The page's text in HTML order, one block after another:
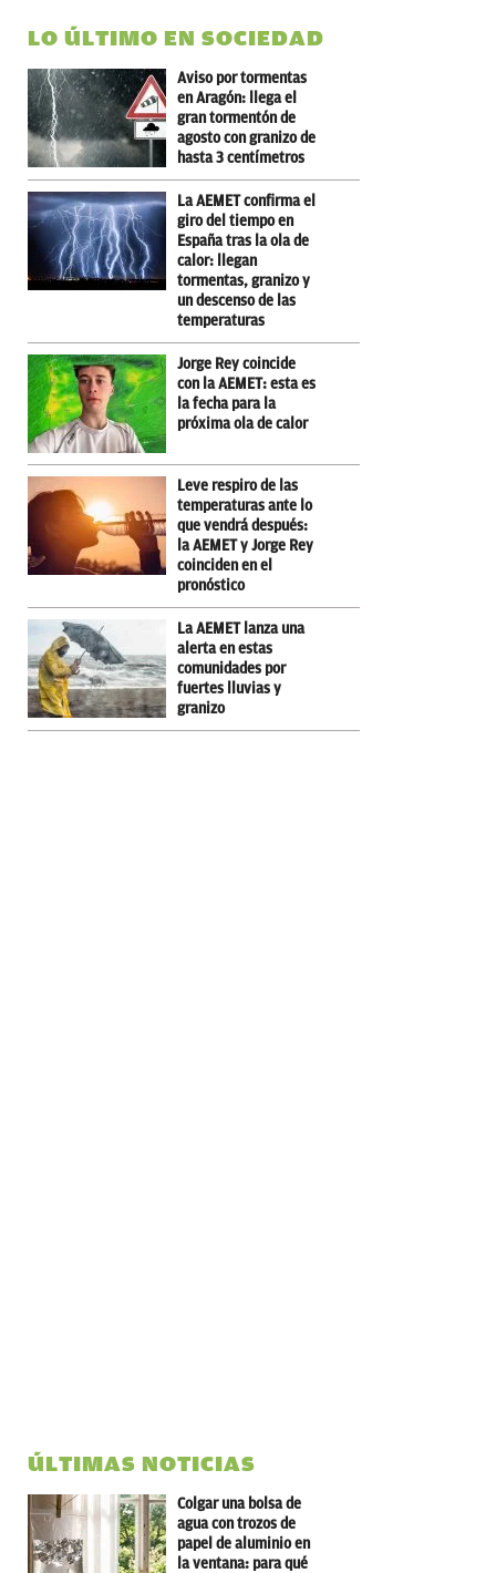
LO ÚLTIMO EN SOCIEDAD
Aviso por tormentas
en Aragón: llega el
gran tormentón de
agosto con granizo de
hasta 3 centímetros
La AEMET confirma el
giro del tiempo en
España tras la ola de
calor: llegan
tormentas, granizo y
un descenso de las
temperaturas
Jorge Rey coincide
con la AEMET: esta es
la fecha para la
próxima ola de calor
Leve respiro de las
temperaturas ante lo
que vendrá después:
la AEMET y Jorge Rey
coinciden en el
pronóstico
La AEMET lanza una
alerta en estas
comunidades por
fuertes lluvias y
granizo
ÚLTIMAS NOTICIAS
Colgar una bolsa de
agua con trozos de
papel de aluminio en
la ventana: para qué